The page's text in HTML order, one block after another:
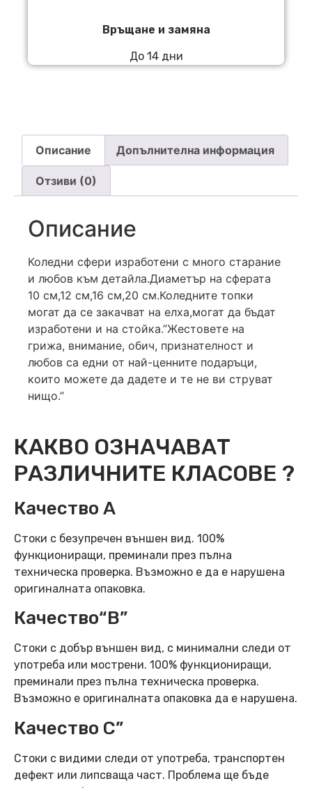
Връщане и замяна
До 14 дни
Описание Допълнителна информация
Отзиви (0)
Описание
Коледни сфери изработени с много старание
и любов към детайла.Диаметър на сферата
10 см,12 см,16 см,20 см.Коледните топки
могат да се закачват на елха,могат да бъдат
изработени и на стойка.”Жестовете на
грижа, внимание, обич, признателност и
любов са едни от най-ценните подаръци,
които можете да дадете и те не ви струват
нищо.”
КАКВО ОЗНАЧАВАТ
РАЗЛИЧНИТЕ КЛАСОВЕ ?
Качество А
Стоки с безупречен външен вид. 100%
функциониращи, преминали през пълна
техническа проверка. Възможно е да е нарушена
оригиналната опаковка.
Качество“B”
Стоки с добър външен вид, с минимални следи от
употреба или мострени. 100% функциониращи,
преминали през пълна техническа проверка.
Възможно е оригиналната опаковка да е нарушена.
Качество C”
Стоки с видими следи от употреба, транспортен
дефект или липсваща част. Проблема ще бъде